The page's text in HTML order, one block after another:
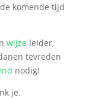
de komende tijd
wijzeleider,
tevreden
nodig!
je.